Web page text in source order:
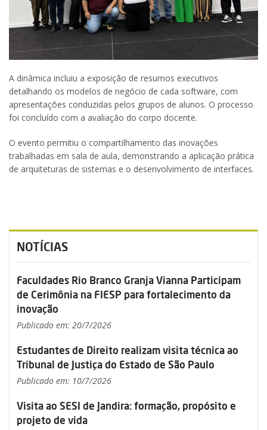
A dinâmica incluiu a exposição de resumos executivos
detalhando os modelos de negócio de cada software, com
apresentações conduzidas pelos grupos de alunos. O processo
foi concluído com a avaliação do corpo docente.
O evento permitiu o compartilhamento das inovações
trabalhadas em sala de aula, demonstrando a aplicação prática
de arquiteturas de sistemas e o desenvolvimento de interfaces.
NOTÍCIAS
Faculdades Rio Branco Granja Vianna Participam
de Cerimônia na FIESP para fortalecimento da
inovação
Publicado em: 20/7/2026
Estudantes de Direito realizam visita técnica ao
Tribunal de Justiça do Estado de São Paulo
Publicado em: 10/7/2026
Visita ao SESI de Jandira: formação, propósito e
projeto de vida